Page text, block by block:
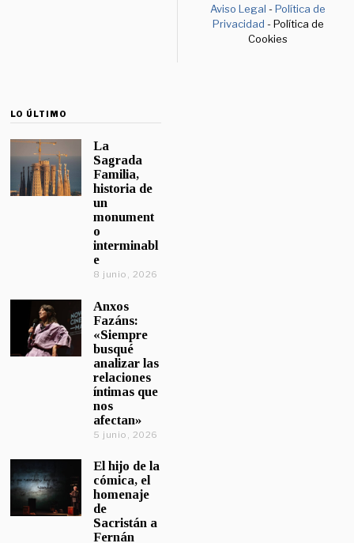
Aviso Legal -Política de
Privacidad - Política de
Cookies
LO ÚLTIMO
La
Sagrada
Familia,
historia de
un
monument
o
interminabl
e
8 junio, 2026
Anxos
Fazáns:
«Siempre
busqué
analizar las
relaciones
íntimas que
nos
afectan»
5 junio, 2026
El hijo de la
cómica, el
homenaje
de
Sacristán a
Fernán